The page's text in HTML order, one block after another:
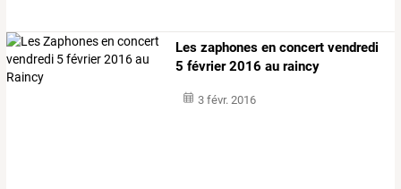
Les zaphones en concert vendredi
5 février 2016 au raincy
3 févr. 2016